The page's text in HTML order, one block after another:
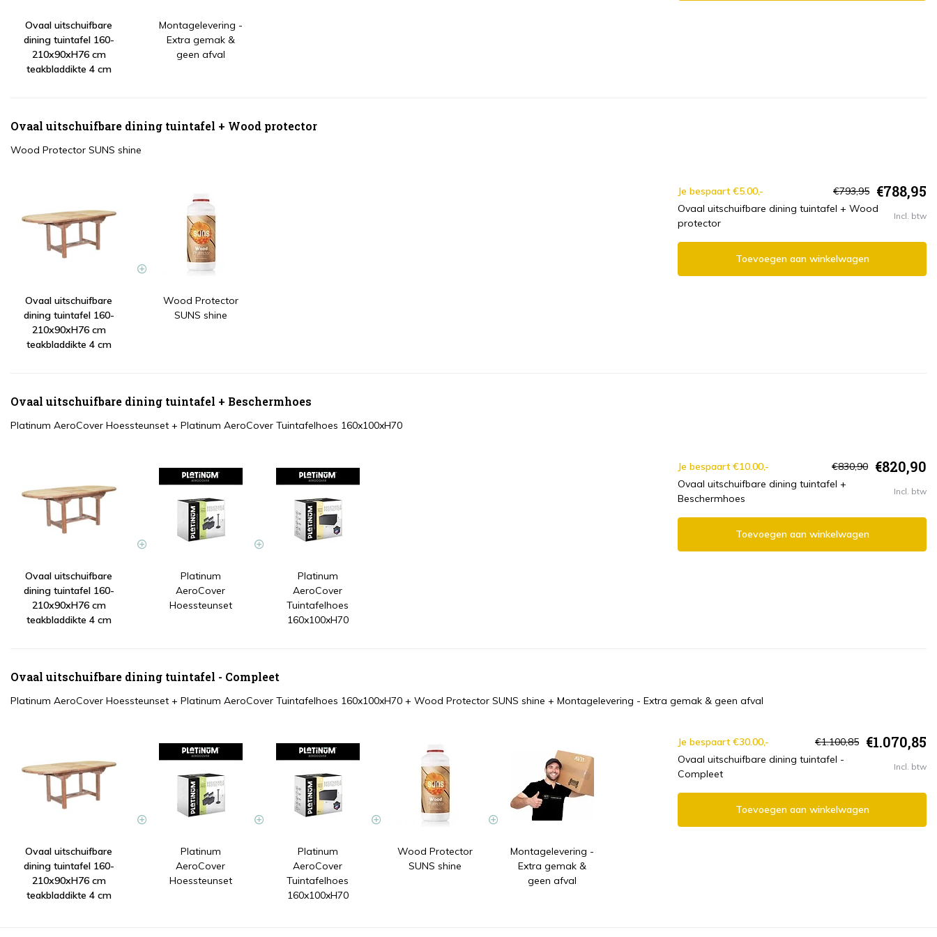
Ovaal uitschuifbare
dining tuintafel 160-
210x90xH76 cm
teakbladdikte 4 cm
Montagelevering -
Extra gemak &
geen afval
Ovaal uitschuifbare dining tuintafel + Wood protector
Wood Protector SUNS shine
Ovaal uitschuifbare
dining tuintafel 160-
210x90xH76 cm
teakbladdikte 4 cm
Wood Protector
SUNS shine
Je bespaart €5.00,- €793,95 €788,95
Ovaal uitschuifbare dining tuintafel + Wood
protector
Incl. btw
Toevoegen aan winkelwagen
Ovaal uitschuifbare dining tuintafel + Beschermhoes
Platinum AeroCover Hoessteunset + Platinum AeroCover Tuintafelhoes 160x100xH70
Ovaal uitschuifbare
dining tuintafel 160-
210x90xH76 cm
teakbladdikte 4 cm
Platinum
AeroCover
Hoessteunset
Platinum
AeroCover
Tuintafelhoes
160x100xH70
Je bespaart €10.00,- €830,90 €820,90
Ovaal uitschuifbare dining tuintafel +
Beschermhoes
Incl. btw
Toevoegen aan winkelwagen
Ovaal uitschuifbare dining tuintafel - Compleet
Platinum AeroCover Hoessteunset + Platinum AeroCover Tuintafelhoes 160x100xH70 + Wood Protector SUNS shine + Montagelevering - Extra gemak & geen afval
Ovaal uitschuifbare
dining tuintafel 160-
210x90xH76 cm
teakbladdikte 4 cm
Platinum
AeroCover
Hoessteunset
Platinum
AeroCover
Tuintafelhoes
160x100xH70
Wood Protector
SUNS shine
Montagelevering -
Extra gemak &
geen afval
Je bespaart €30.00,- €1.100,85 €1.070,85
Ovaal uitschuifbare dining tuintafel -
Compleet
Incl. btw
Toevoegen aan winkelwagen